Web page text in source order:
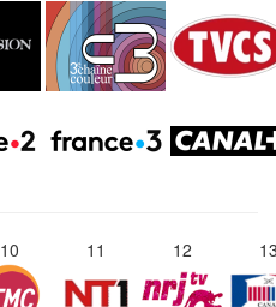
10 11 12